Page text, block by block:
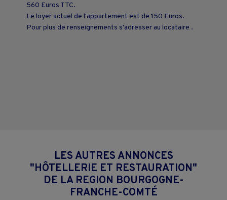
560 Euros TTC.
Le loyer actuel de l'appartement est de 150 Euros.
Pour plus de renseignements s'adresser au locataire .
LES AUTRES ANNONCES
"HÔTELLERIE ET RESTAURATION"
DE LA REGION BOURGOGNE-
FRANCHE-COMTÉ